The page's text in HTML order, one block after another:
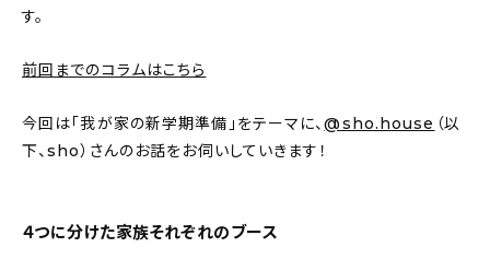
新着記事
す。
前回までのコラムはこちら
今回は「我が家の新学期準備」をテーマに、@sho.house （以
下、sho）さんのお話をお伺いしていきます！
４つに分けた家族それぞれのブース